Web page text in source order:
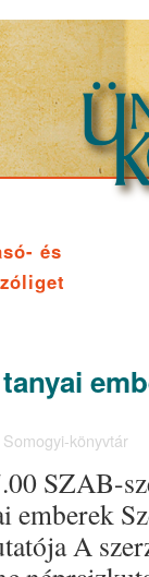
és
Somogyi-könyvtár
SZAB-
emberek
A